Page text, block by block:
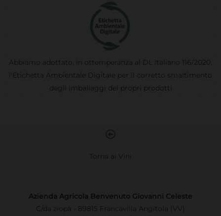
Abbiamo adottato, in ottemperanza al DL italiano 116/2020,
l'Etichetta Ambientale Digitale per il corretto smaltimento
degli imballaggi dei propri prodotti
Torna ai Vini
Azienda Agricola Benvenuto Giovanni Celeste
C/da ziopà - 89815 Francavilla Angitola (VV)